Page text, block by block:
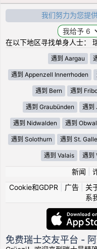
我们努力为您提
在以下地区寻找单身人士：
遇到 Aargau
遇到 Appenzell Innerrhoden
遇到 Bern 遇到
遇到 Graubünden 遇到
遇到 Nidwalden 遇到
遇到 Solothurn 遇到 St.
遇到 Valais 遇到
新闻
Cookie和GDPR
广告| 关
系
免费瑞士交友平台 -